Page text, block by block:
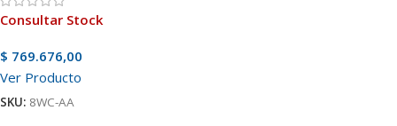
Consultar Stock
$ 769.676,00
Ver Producto
SKU: 8WC-AA